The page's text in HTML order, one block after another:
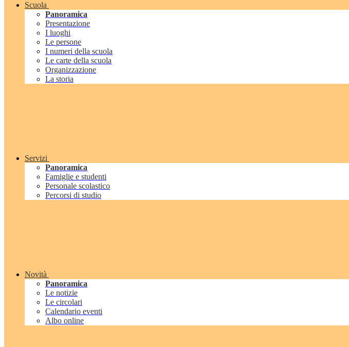
Scuola
Panoramica
Presentazione
I luoghi
Le persone
I numeri della scuola
Le carte della scuola
Organizzazione
La storia
Servizi
Panoramica
Famiglie e studenti
Personale scolastico
Percorsi di studio
Novità
Panoramica
Le notizie
Le circolari
Calendario eventi
Albo online